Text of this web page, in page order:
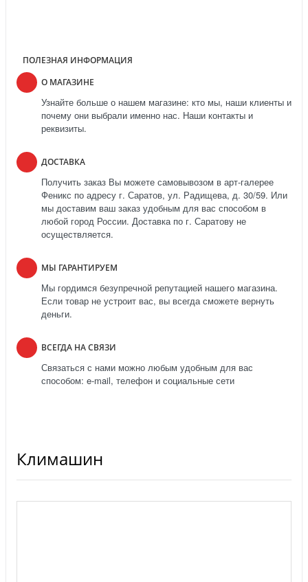
ПОЛЕЗНАЯ ИНФОРМАЦИЯ
О МАГАЗИНЕ
Узнайте больше о нашем магазине: кто мы, наши клиенты и
почему они выбрали именно нас. Наши контакты и
реквизиты.
ДОСТАВКА
Получить заказ Вы можете самовывозом в арт-галерее
Феникс по адресу г. Саратов, ул. Радищева, д. 30/59. Или
мы доставим ваш заказ удобным для вас способом в
любой город России. Доставка по г. Саратову не
осуществляется.
МЫ ГАРАНТИРУЕМ
Мы гордимся безупречной репутацией нашего магазина.
Если товар не устроит вас, вы всегда сможете вернуть
деньги.
ВСЕГДА НА СВЯЗИ
Связаться с нами можно любым удобным для вас
способом: e-mail, телефон и социальные сети
Климашин